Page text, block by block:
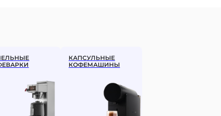
КАПСУЛЬНЫЕ
КОФЕМАШИНЫ